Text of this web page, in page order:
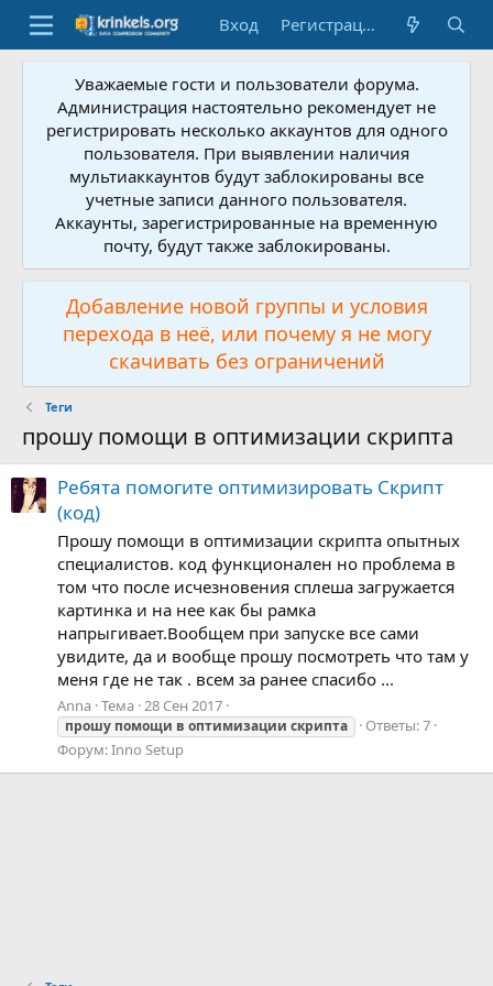
Вход Регистрация
Уважаемые гости и пользователи форума.
Администрация настоятельно рекомендует не
регистрировать несколько аккаунтов для одного
пользователя. При выявлении наличия
мультиаккаунтов будут заблокированы все
учетные записи данного пользователя.
Аккаунты, зарегистрированные на временную
почту, будут также заблокированы.
Добавление новой группы и условия
перехода в неё, или почему я не могу
скачивать без ограничений
Теги
прошу помощи в оптимизации скрипта
Ребята помогите оптимизировать Скрипт
(код)
Прошу помощи в оптимизации скрипта опытных
специалистов. код функционален но проблема в
том что после исчезновения сплеша загружается
картинка и на нее как бы рамка
напрыгивает.Вообщем при запуске все сами
увидите, да и вообще прошу посмотреть что там у
меня где не так . всем за ранее спасибо ...
Anna Тема 28 Сен 2017
прошу помощи в оптимизации скрипта
Ответы: 7
Форум:Inno Setup